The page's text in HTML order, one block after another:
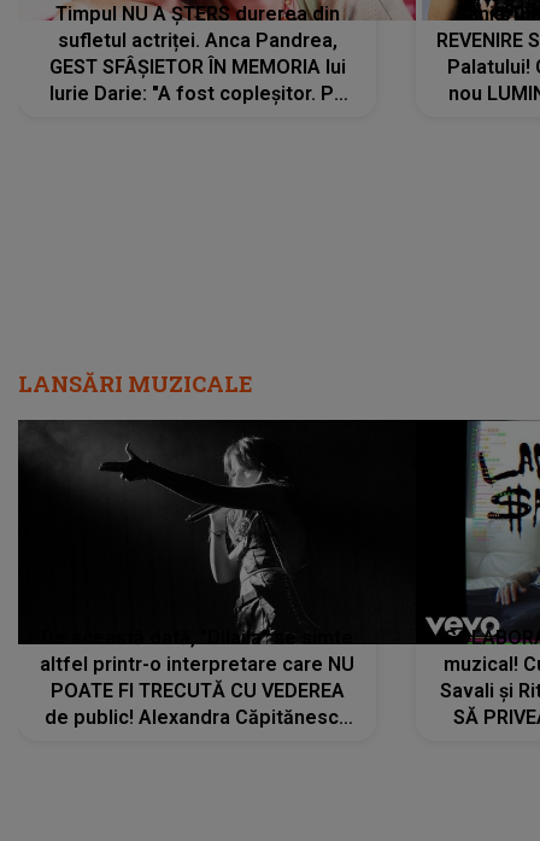
Timpul NU A ȘTERS durerea din
sufletul actriței. Anca Pandrea,
GEST SFÂȘIETOR ÎN MEMORIA lui
Iurie Darie: "A fost copleșitor. Pe
Tania
REVENIRE
Palatului!
nou
LANSĂRI MUZICALE
De această dată, "Dilaila" se simte
altfel printr-o interpretare care NU
POATE FI TRECUTĂ CU VEDEREA
de public! Alexandra Căpitănescu
muzical!
Savali și
SĂ